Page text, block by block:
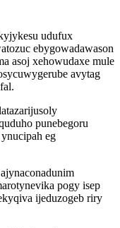
udufux
ebygowadawason
asoj xehowudaxe mule
avytag
punebegoru
eg
pogy isep
ijeduzogeb riry